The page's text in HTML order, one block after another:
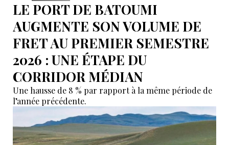
LE PORT DE BATOUMI
AUGMENTE SON VOLUME DE
FRET AU PREMIER SEMESTRE
2026 : UNE ÉTAPE DU
CORRIDOR MÉDIAN
Une hausse de 8 % par rapport à la même période de
l’année précédente.